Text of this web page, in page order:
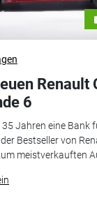
Renault
6
Jahren eine Bank
Bestseller von
meistverkauften